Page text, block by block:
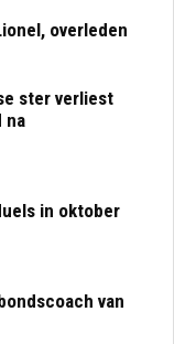
overleden
ster verliest
na
in oktober
van